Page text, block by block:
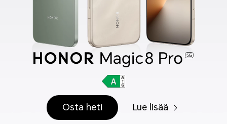
Osta heti Lue lisää